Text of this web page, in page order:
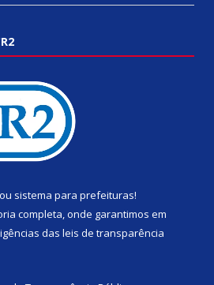
ou sistema para prefeituras!
completa, onde garantimos em
das leis de transparência